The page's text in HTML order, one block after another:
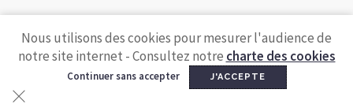
Nous utilisons des cookies pour mesurer l'audience de
notre site internet - Consultez notre charte des cookies
Continuer sans accepter J'ACCEPTE